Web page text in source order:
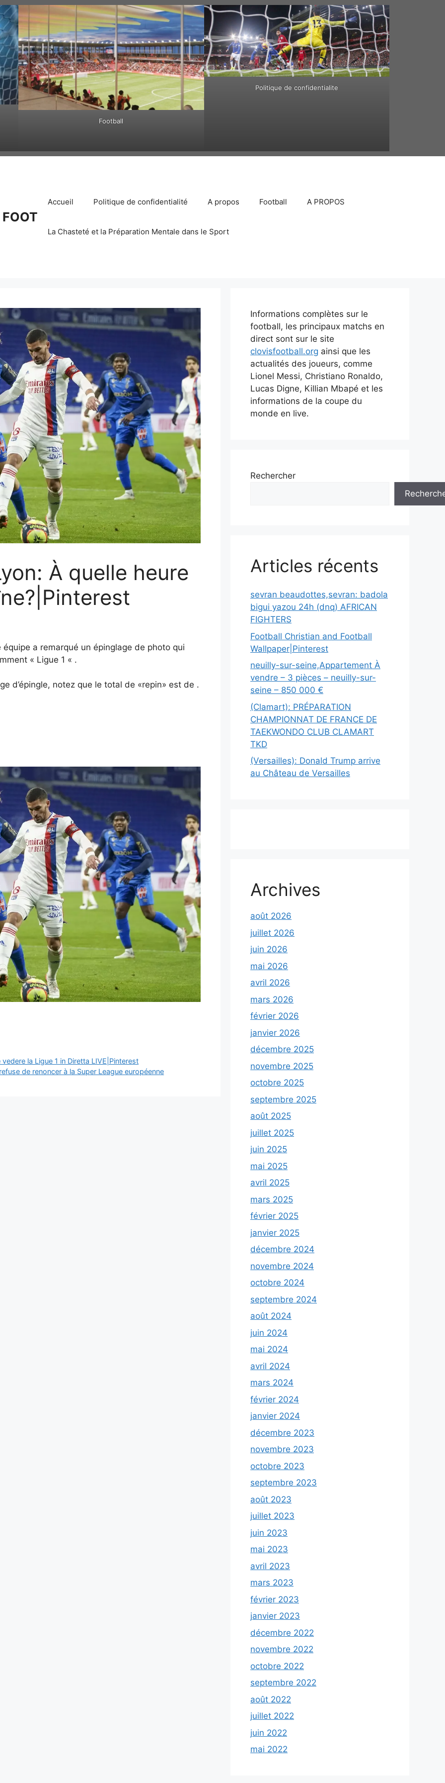
Football
Politique de confidentialite
Accueil Politique de confidentialité A propos Football A PROPOS
La Chasteté et la Préparation Mentale dans le Sport
À quelle heure
a remarqué un épinglage de photo qui
« Ligue 1 « .
d’épingle, notez que le total de «repin» est de .
la Ligue 1 in Diretta LIVE|Pinterest
de renoncer à la Super League européenne
Informations complètes sur le
football, les principaux matchs en
direct sont sur le site
clovisfootball.org ainsi que les
actualités des joueurs, comme
Lionel Messi, Christiano Ronaldo,
Lucas Digne, Killian Mbapé et les
informations de la coupe du
monde en live.
Rechercher
Articles récents
sevran beaudottes,sevran: badola
bigui yazou 24h (dnq) AFRICAN
FIGHTERS
Football Christian and Football
Wallpaper|Pinterest
neuilly-sur-seine,Appartement À
vendre – 3 pièces – neuilly-sur-
seine – 850 000 €
(Clamart): PRÉPARATION
CHAMPIONNAT DE FRANCE DE
TAEKWONDO CLUB CLAMART
TKD
(Versailles): Donald Trump arrive
au Château de Versailles
Archives
août 2026
juillet 2026
juin 2026
mai 2026
avril 2026
mars 2026
février 2026
janvier 2026
décembre 2025
novembre 2025
octobre 2025
septembre 2025
août 2025
juillet 2025
juin 2025
mai 2025
avril 2025
mars 2025
février 2025
janvier 2025
décembre 2024
novembre 2024
octobre 2024
septembre 2024
août 2024
juin 2024
mai 2024
avril 2024
mars 2024
février 2024
janvier 2024
décembre 2023
novembre 2023
octobre 2023
septembre 2023
août 2023
juillet 2023
juin 2023
mai 2023
avril 2023
mars 2023
février 2023
janvier 2023
décembre 2022
novembre 2022
octobre 2022
septembre 2022
août 2022
juillet 2022
juin 2022
mai 2022